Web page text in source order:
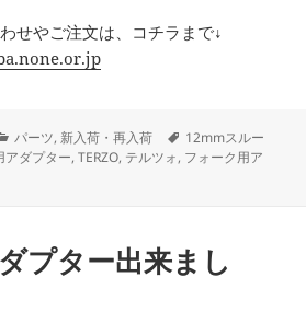
せやご注文は、コチラまで↓
カ
テ
パーツ, 新入荷・再入荷
タ
グ
12mmスルー
アダプター,TERZO, テルツォ, フォーク用ア
プター出来まし